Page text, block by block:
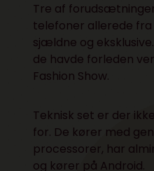
Tre af
telefoner allerede fra
sjældne og
de havde forleden
Fashion Show.
Teknisk set er der
for. De kører med
processorer, har
og kører på Android.